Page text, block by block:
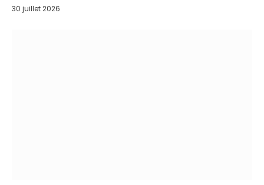
30 juillet 2026